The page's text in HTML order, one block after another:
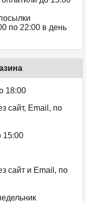
по 22:00 в день
18:00
сайт, Email, по
15:00
сайт и Email, по